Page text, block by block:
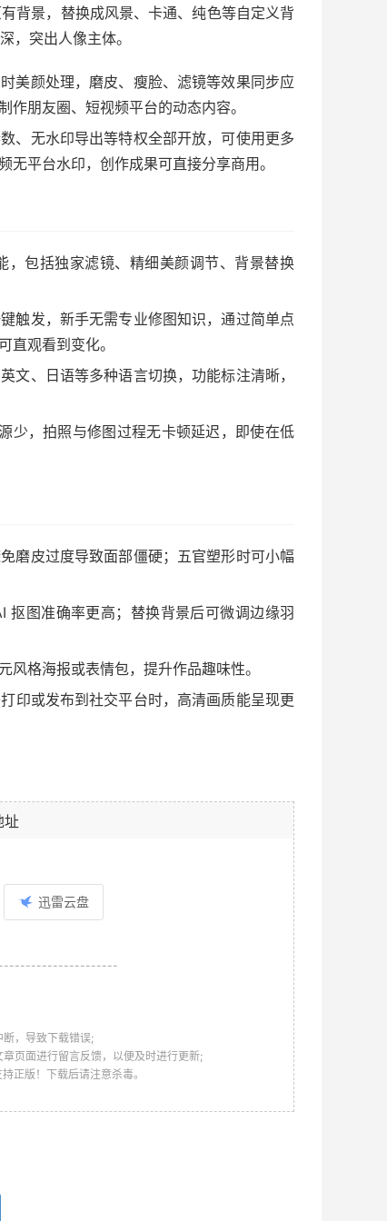
背景，替换成风景、卡通、纯色等自定义背
，突出人像主体。
美颜处理，磨皮、瘦脸、滤镜等效果同步应
朋友圈、短视频平台的动态内容。
、无水印导出等特权全部开放，可使用更多
平台水印，创作成果可直接分享商用。
，包括独家滤镜、精细美颜调节、背景替换
触发，新手无需专业修图知识，通过简单点
直观看到变化。
文、日语等多种语言切换，功能标注清晰，
少，拍照与修图过程无卡顿延迟，即使在低
磨皮过度导致面部僵硬；五官塑形时可小幅
抠图准确率更高；替换背景后可微调边缘羽
格海报或表情包，提升作品趣味性。
印或发布到社交平台时，高清画质能呈现更
址
迅雷云盘
，导致下载错误;
页面进行留言反馈，以便及时进行更新;
正版！下载后请注意杀毒。